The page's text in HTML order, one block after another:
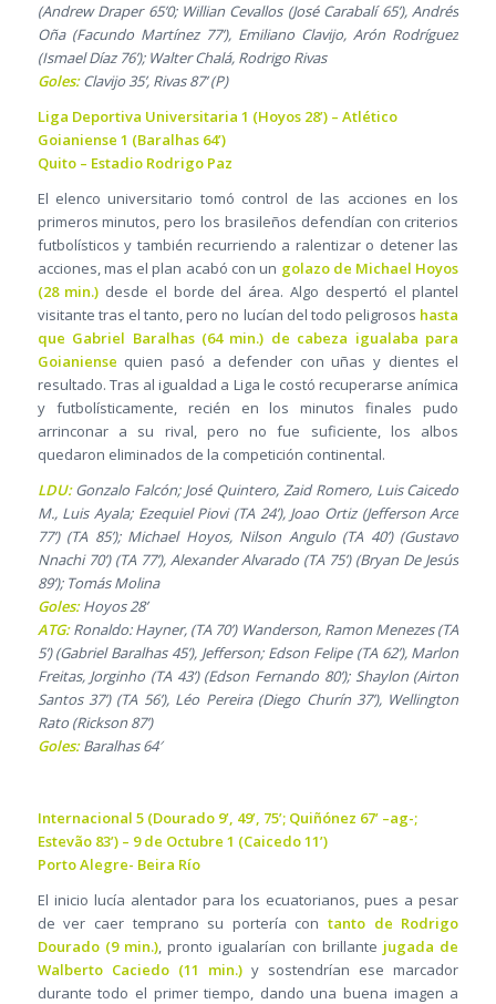
(Andrew Draper 65’0; Willian Cevallos (José Carabalí 65’), Andrés
Oña (Facundo Martínez 77’), Emiliano Clavijo, Arón Rodríguez
(Ismael Díaz 76’); Walter Chalá, Rodrigo Rivas
Goles:Clavijo 35’, Rivas 87’ (P)
Liga Deportiva Universitaria 1 (Hoyos 28’) – Atlético
Goianiense 1 (Baralhas 64’)
Quito – Estadio Rodrigo Paz
El elenco universitario tomó control de las acciones en los
primeros minutos, pero los brasileños defendían con criterios
futbolísticos y también recurriendo a ralentizar o detener las
acciones, mas el plan acabó con un golazo de Michael Hoyos
(28 min.) desde el borde del área. Algo despertó el plantel
visitante tras el tanto, pero no lucían del todo peligrosos hasta
que Gabriel Baralhas (64 min.) de cabeza igualaba para
Goianiense quien pasó a defender con uñas y dientes el
resultado. Tras al igualdad a Liga le costó recuperarse anímica
y futbolísticamente, recién en los minutos finales pudo
arrinconar a su rival, pero no fue suficiente, los albos
quedaron eliminados de la competición continental.
LDU:Gonzalo Falcón; José Quintero, Zaid Romero, Luis Caicedo
M., Luis Ayala; Ezequiel Piovi (TA 24’), Joao Ortiz (Jefferson Arce
77’) (TA 85’); Michael Hoyos, Nilson Angulo (TA 40’) (Gustavo
Nnachi 70’) (TA 77’), Alexander Alvarado (TA 75’) (Bryan De Jesús
89’); Tomás Molina
Goles:Hoyos 28’
ATG:Ronaldo: Hayner, (TA 70’) Wanderson, Ramon Menezes (TA
5’) (Gabriel Baralhas 45’), Jefferson; Edson Felipe (TA 62’), Marlon
Freitas, Jorginho (TA 43’) (Edson Fernando 80’); Shaylon (Airton
Santos 37’) (TA 56’), Léo Pereira (Diego Churín 37’), Wellington
Rato (Rickson 87’)
Goles:Baralhas 64′
Internacional 5 (Dourado 9’, 49’, 75’; Quiñónez 67’ –ag-;
Estevão 83’) – 9 de Octubre 1 (Caicedo 11’)
Porto Alegre- Beira Río
El inicio lucía alentador para los ecuatorianos, pues a pesar
de ver caer temprano su portería contanto de Rodrigo
Dourado (9 min.) , pronto igualarían con brillante jugada de
Walberto Caciedo (11 min.)y sostendrían ese marcador
durante todo el primer tiempo, dando una buena imagen a